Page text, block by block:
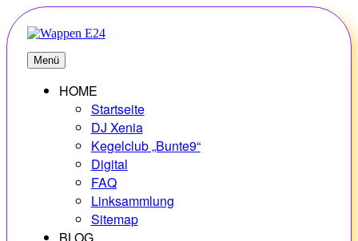
Zum
Inhalt
springen
E24
Erlebnisse – Hobbys – Vielfalt
Menü
HOME
Startseite
DJ Xenia
Kegelclub „Bunte9“
Digital
FAQ
Linksammlung
Sitemap